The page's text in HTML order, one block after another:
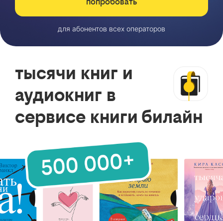
для абонентов всех операторов
тысячи книг и
аудиокниг в
сервисе книги билайн